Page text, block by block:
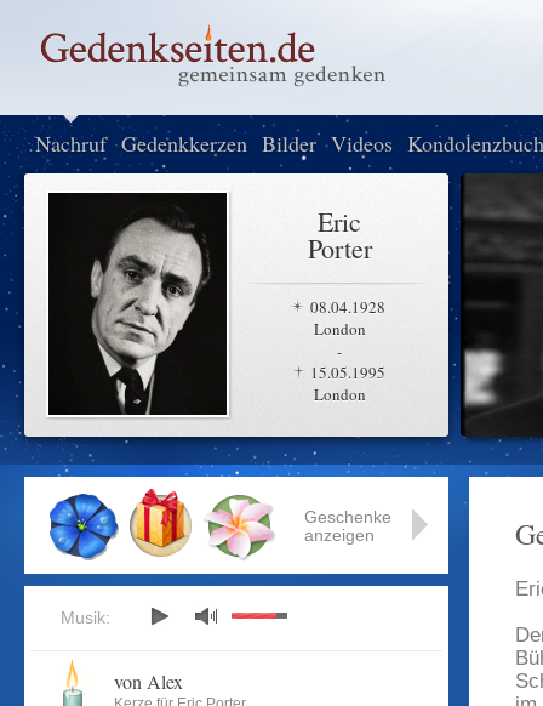
Nachruf Gedenkkerzen Bilder Videos Kondolenzbuch
Eric
Porter
08.04.1928
London
-
15.05.1995
London
Geschenke
anzeigen
Musik:
von Alex